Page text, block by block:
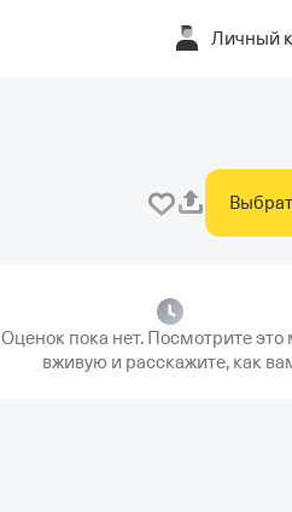
Личный
Оценок пока нет. Посмотрите это
вживую и расскажите, как